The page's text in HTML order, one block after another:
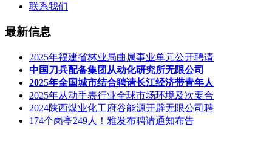
联系我们
最新信息
2025年福建省林业局曲属事业单元公开聘请
中国刀兵配备集团从动化研究所无限公司
2025年全国城市结合聘请长江经济带青年人
2025年从动手表行业全球市场环境及次要合
2024陕西煤业化工府谷能源开辟无限公司聘
174个岗亭249人！雅发布聘请通知布告